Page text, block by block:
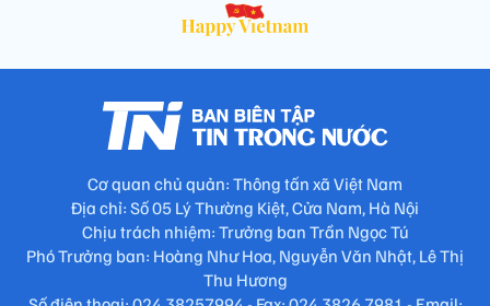
Cơ quan chủ quản: Thông tấn xã Việt Nam
Địa chỉ: Số 05 Lý Thường Kiệt, Cửa Nam, Hà Nội
Chịu trách nhiệm: Trưởng ban Trần Ngọc Tú
Phó Trưởng ban: Hoàng Như Hoa, Nguyễn Văn Nhật, Lê Thị
Thu Hương